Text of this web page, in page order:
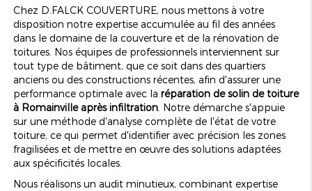
Chez D.FALCK COUVERTURE, nous mettons à votre
disposition notre expertise accumulée au fil des années
dans le domaine de la couverture et de la rénovation de
toitures. Nos équipes de professionnels interviennent sur
tout type de bâtiment, que ce soit dans des quartiers
anciens ou des constructions récentes, afin d'assurer une
performance optimale avec la réparation de solin de toiture
à Romainville après infiltration. Notre démarche s'appuie
sur une méthode d'analyse complète de l'état de votre
toiture, ce qui permet d'identifier avec précision les zones
fragilisées et de mettre en œuvre des solutions adaptées
aux spécificités locales.
Nous réalisons un audit minutieux, combinant expertise